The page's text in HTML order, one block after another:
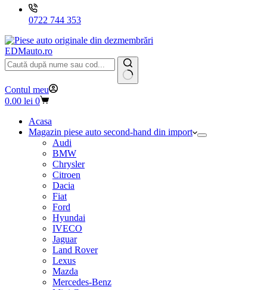
0722 744 353
EDMauto.ro
Niciun
rezultat
Contul meu
Coș
cumpărături
0.00 lei 0
Acasa
Magazin piese auto second-hand din import
Audi
BMW
Chrysler
Citroen
Dacia
Fiat
Ford
Hyundai
IVECO
Jaguar
Land Rover
Lexus
Mazda
Mercedes-Benz